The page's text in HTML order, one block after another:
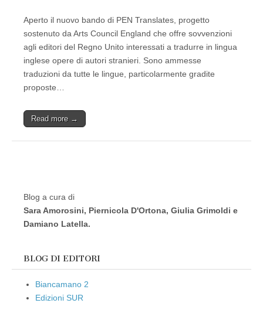
Aperto il nuovo bando di PEN Translates, progetto
sostenuto da Arts Council England che offre sovvenzioni
agli editori del Regno Unito interessati a tradurre in lingua
inglese opere di autori stranieri. Sono ammesse
traduzioni da tutte le lingue, particolarmente gradite
proposte…
Read more →
Blog a cura di
Sara Amorosini, Piernicola D'Ortona, Giulia Grimoldi e
Damiano Latella.
BLOG DI EDITORI
Biancamano 2
Edizioni SUR